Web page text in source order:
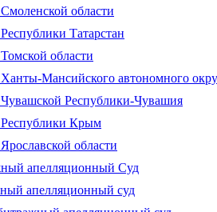
области
Татарстан
области
Мансийского автономного
Республики-Чувашия
Крым
области
апелляционный Суд
апелляционный суд